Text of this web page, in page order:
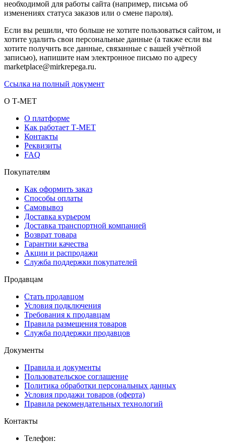
необходимой для работы сайта (например, письма об
изменениях статуса заказов или о смене пароля).
Если вы решили, что больше не хотите пользоваться сайтом, и
хотите удалить свои персональные данные (а также если вы
хотите получить все данные, связанные с вашей учётной
записью), напишите нам электронное письмо по адресу
marketplace@mirkrepega.ru.
Ссылка на полный документ
О Т-МЕТ
О платформе
Как работает Т-МЕТ
Контакты
Реквизиты
FAQ
Покупателям
Как оформить заказ
Способы оплаты
Самовывоз
Доставка курьером
Доставка транспортной компанией
Возврат товара
Гарантии качества
Акции и распродажи
Служба поддержки покупателей
Продавцам
Стать продавцом
Условия подключения
Требования к продавцам
Правила размещения товаров
Служба поддержки продавцов
Документы
Правила и документы
Пользовательское соглашение
Политика обработки персональных данных
Условия продажи товаров (оферта)
Правила рекомендательных технологий
Контакты
Телефон: